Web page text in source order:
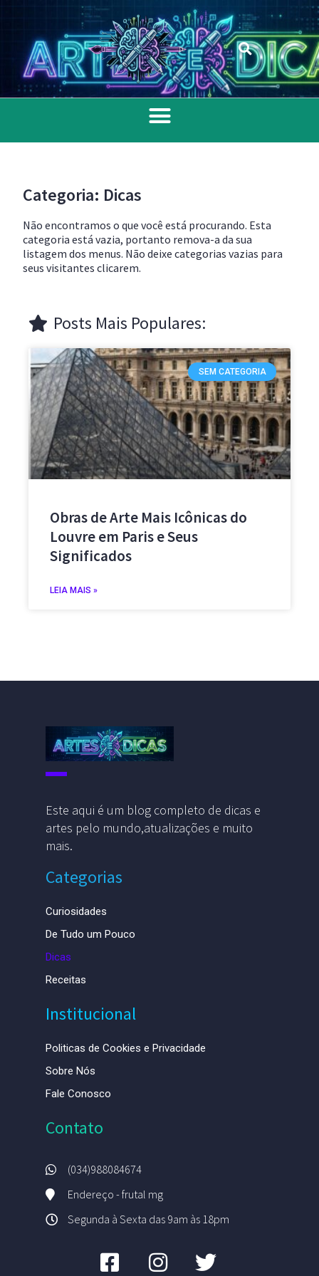
Categoria: Dicas
Não encontramos o que você está procurando. Esta
categoria está vazia, portanto remova-a da sua
listagem dos menus. Não deixe categorias vazias para
seus visitantes clicarem.
Posts Mais Populares:
SEM CATEGORIA
Obras de Arte Mais Icônicas do
Louvre em Paris e Seus
Significados
LEIA MAIS »
Este aqui é um blog completo de dicas e
artes pelo mundo,atualizações e muito
mais.
Categorias
Curiosidades
De Tudo um Pouco
Dicas
Receitas
Institucional
Politicas de Cookies e Privacidade
Sobre Nós
Fale Conosco
Contato
(034)988084674
Endereço - frutal mg
Segunda à Sexta das 9am às 18pm